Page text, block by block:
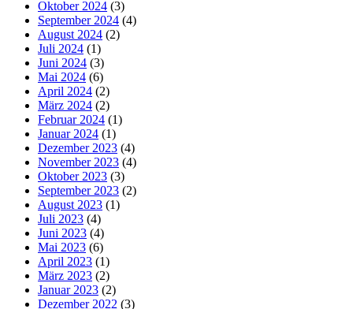
Oktober 2024 (3)
September 2024 (4)
August 2024 (2)
Juli 2024 (1)
Juni 2024 (3)
Mai 2024 (6)
April 2024 (2)
März 2024 (2)
Februar 2024 (1)
Januar 2024 (1)
Dezember 2023 (4)
November 2023 (4)
Oktober 2023 (3)
September 2023 (2)
August 2023 (1)
Juli 2023 (4)
Juni 2023 (4)
Mai 2023 (6)
April 2023 (1)
März 2023 (2)
Januar 2023 (2)
Dezember 2022 (3)